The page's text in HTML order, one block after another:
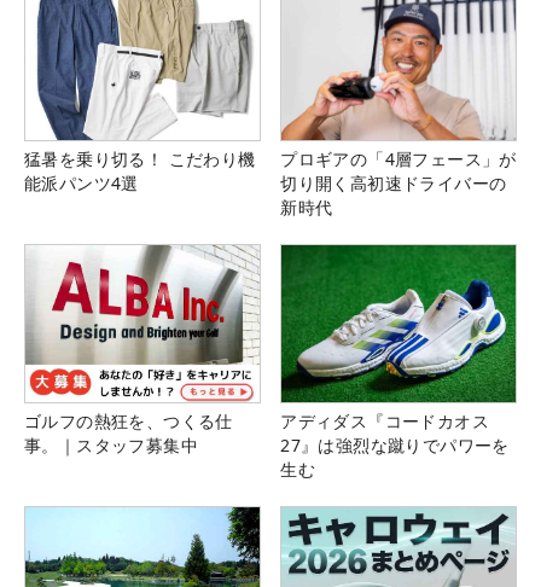
猛暑を乗り切る！ こだわり機
能派パンツ4選
プロギアの「4層フェース」が
切り開く高初速ドライバーの
新時代
ゴルフの熱狂を、つくる仕
事。｜スタッフ募集中
アディダス『コードカオス
27』は強烈な蹴りでパワーを
生む